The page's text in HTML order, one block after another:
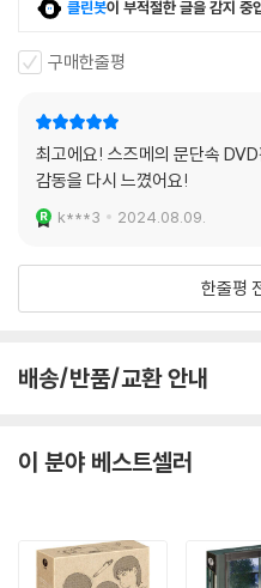
클린봇이 부적절한 글을 감지 중
구매한줄평
최고에요! 스즈메의 문단속
감동을 다시 느꼈어요!
k***3 2024.08.09.
한줄평
배송/반품/교환 안내
이 분야 베스트셀러